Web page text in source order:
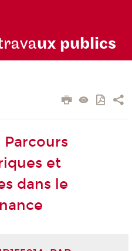
ux publics
et
dans le